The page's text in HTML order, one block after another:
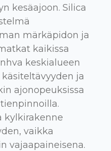
kesäajoon. Silica
märkäpidon ja
kaikissa
keskialueen
ja
ajonopeuksissa
kylkirakenne
vaikka
vajaapaineisena.